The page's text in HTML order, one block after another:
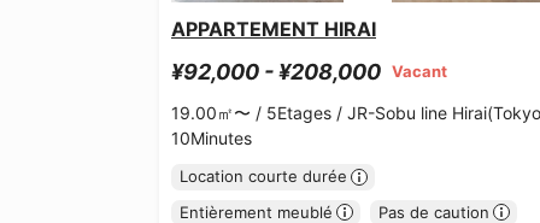
APPARTEMENT HIRAI
¥92,000 - ¥208,000 Vacant
19.00㎡〜 / 5Etages / JR-Sobu line
10Minutes
Location courte durée
Entièrement meublé
Pas de caution